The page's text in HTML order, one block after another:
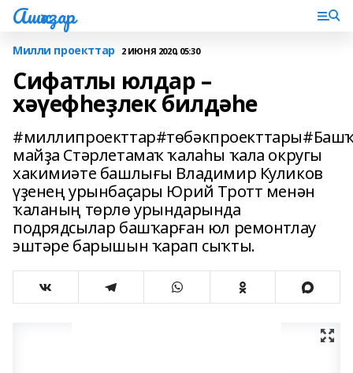
Ашҡаҙар
Милли проекттар 2 ИЮНЯ 2020, 05:30
Сифатлы юлдар –
хәүефһеҙлек билдәһе
майҙа Стәрлетамаҡ ҡалаһы ҡала округы
хакимиәте башлығы Владимир Куликов
үҙенең урынбаҫары Юрий Тротт менән
ҡаланың төрлө урындарында
подрядсылар башҡарған юл ремонтлау
эштәре барышын ҡарап сыҡты.